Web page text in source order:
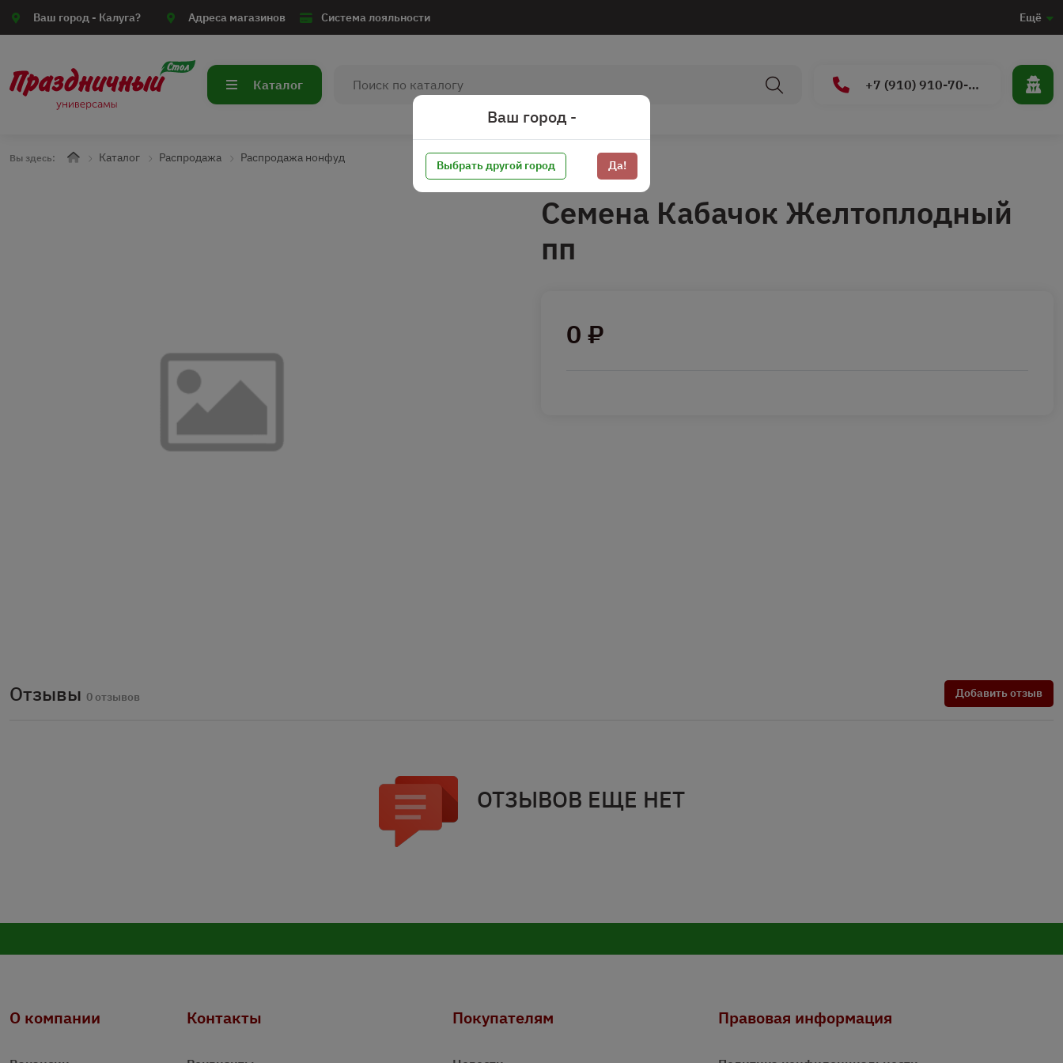
Ваш город - Калуга? Адреса магазинов Система лояльности Ещё
Каталог +7 (910) 910-70-15
Вы здесь: Каталог Распродажа Распродажа нонфуд
Семена Кабачок Желтоплодный
пп
0 ₽
Отзывы 0 отзывов Добавить отзыв
ОТЗЫВОВ ЕЩЕ НЕТ
О компании Контакты Покупателям Правовая информация
Ваш город -
Выбрать другой город Да!